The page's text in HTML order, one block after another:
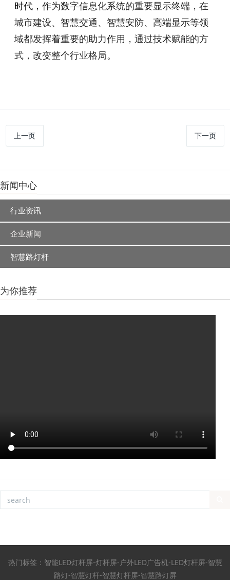
时代，作为数字信息化系统的重要显示终端，在
城市建设、智慧交通、智慧安防、高端显示等领
域都发挥着重要的助力作用，通过技术赋能的方
式，改变整个行业格局。
上一页 下一页
新闻中心
行业资讯
企业新闻
智慧路灯杆
为你推荐
热门标签：智能LED灯杆屏-灯杆屏-户外LED广告机-LED灯杆屏-智慧
路灯-智慧灯杆-智慧灯杆屏-智慧路灯屏